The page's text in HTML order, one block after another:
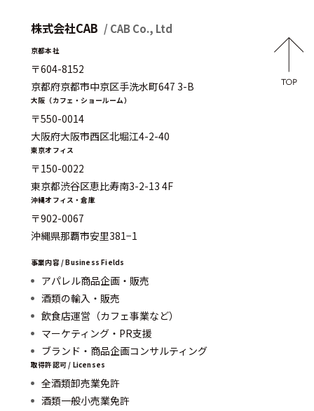
株式会社CAB / CAB Co., Ltd
京都本社
〒604-8152
京都府京都市中京区手洗水町647 3-B
大阪（カフェ・ショールーム）
〒550-0014
大阪府大阪市西区北堀江4-2-40
東京オフィス
〒150-0022
東京都渋谷区恵比寿南3-2-13 4F
沖縄オフィス・倉庫
〒902-0067
沖縄県那覇市安里381−1
事業内容 / Business Fields
アパレル商品企画・販売
酒類の輸入・販売
飲食店運営（カフェ事業など）
マーケティング・PR支援
ブランド・商品企画コンサルティング
取得許認可 / Licenses
全酒類卸売業免許
酒類一般小売業免許